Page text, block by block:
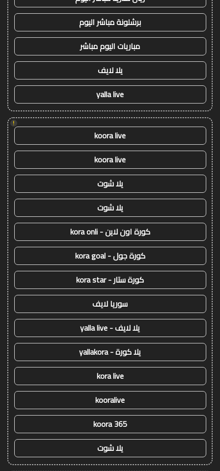
برشلونة مباشر اليوم
مباريات اليوم مباشر
يلا لايف
yalla live
!
koora live
koora live
يلا شوت
يلا شوت
كورة اون لاين - kora onli
كورة جول - kora goal
كورة ستار - kora star
سوريا لايف
يلا لايف - yalla live
يلا كورة - yallakora
kora live
kooralive
koora 365
يلا شوت